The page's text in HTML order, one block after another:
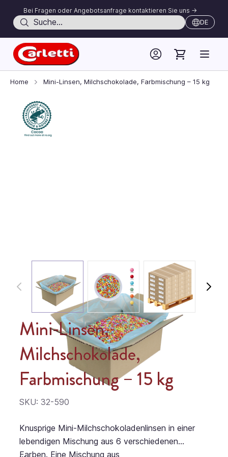
Bei Fragen oder Angebotsanfrage kontaktieren Sie uns ->
Suche DE
Home Mini-Linsen, Milchschokolade, Farbmischung – 15 kg
Mini-Linsen,
Milchschokolade,
Farbmischung – 15 kg
SKU: 32-590
Knusprige Mini-Milchschokoladenlinsen in einer
lebendigen Mischung aus 6 verschiedenen
Farben. Eine Mischung aus
...